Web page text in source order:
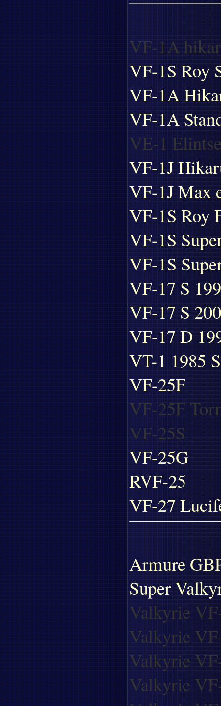
VF-1A
VF-1S Roy
VF-1A
VF-1A
VE-1
VF-1J
VF-1J Max
VF-1S Roy
VF-1S
VF-1S
VF-17 S
VF-17 S
VF-17 D
VT-1 1985
VF-25F
VF-25F
VF-25S
VF-25G
RVF-25
VF-27
Armure
Super
Valkyrie
Valkyrie
Valkyrie
Valkyrie